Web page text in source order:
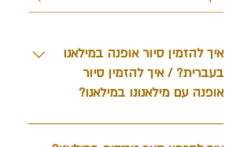
איך להזמין סיור אופנה במילאנו
בעברית? / איך להזמין סיור
אופנה עם מילאנונו במילאנו?
פשוט מאוד! נכנסים לעמוד סיור אופנה